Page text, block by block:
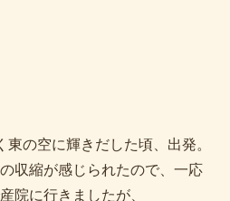
の空に輝きだした頃、出発。
収縮が感じられたので、一応
院に行きましたが、